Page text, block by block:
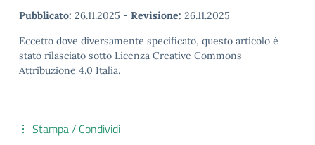
Pubblicato: 26.11.2025 - Revisione: 26.11.2025
Eccetto dove diversamente specificato, questo articolo è
stato rilasciato sotto Licenza Creative Commons
Attribuzione 4.0 Italia.
Stampa / Condividi